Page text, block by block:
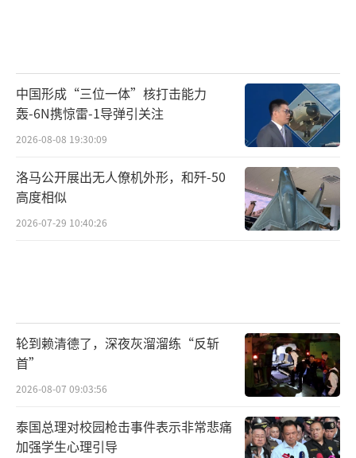
中国形成“三位一体”核打击能力
轰-6N携惊雷-1导弹引关注
2026-08-08 19:30:09
洛马公开展出无人僚机外形，和歼-50
高度相似
2026-07-29 10:40:26
轮到赖清德了，深夜灰溜溜练“反斩
首”
2026-08-07 09:03:56
泰国总理对校园枪击事件表示非常悲痛
加强学生心理引导